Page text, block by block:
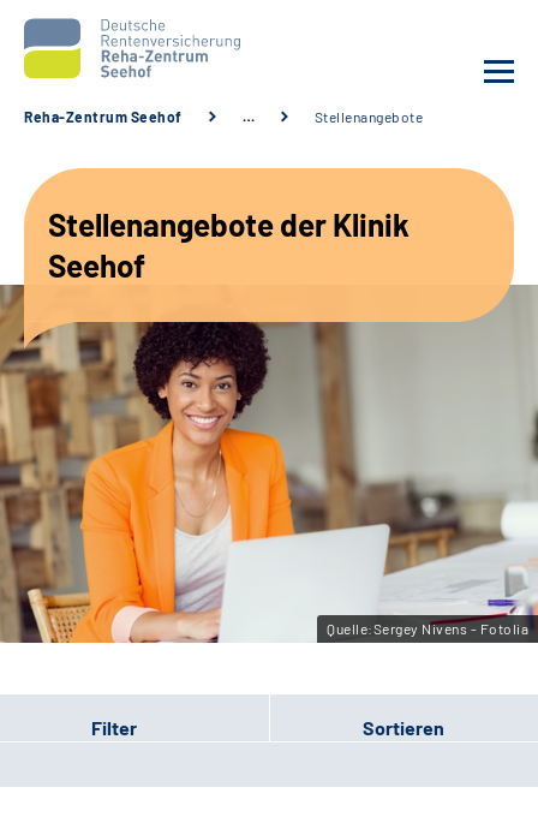
Unsere Angebote
Karriere
Sozialdienste & Zuweisende
Suche
Leichte Sprache
Gebärdensprache
Reha-Zentrum Seehof … Stellenangebote
Stellenangebote der Klinik
Seehof
Quelle:Sergey Nivens - Fotolia
Filter Sortieren